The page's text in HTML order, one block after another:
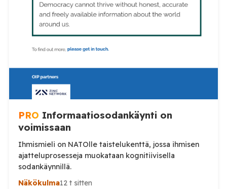
PRO Informaatiosodankäynti on
voimissaan
Ihmismieli on NATOlle taistelukenttä, jossa ihmisen
ajatteluprosesseja muokataan kognitiivisella
sodankäynnillä.
Näkökulma12 t sitten